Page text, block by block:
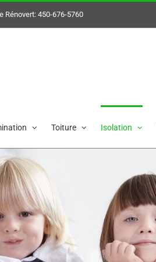
Rénovert: 450-676-5760
Toiture Isolation